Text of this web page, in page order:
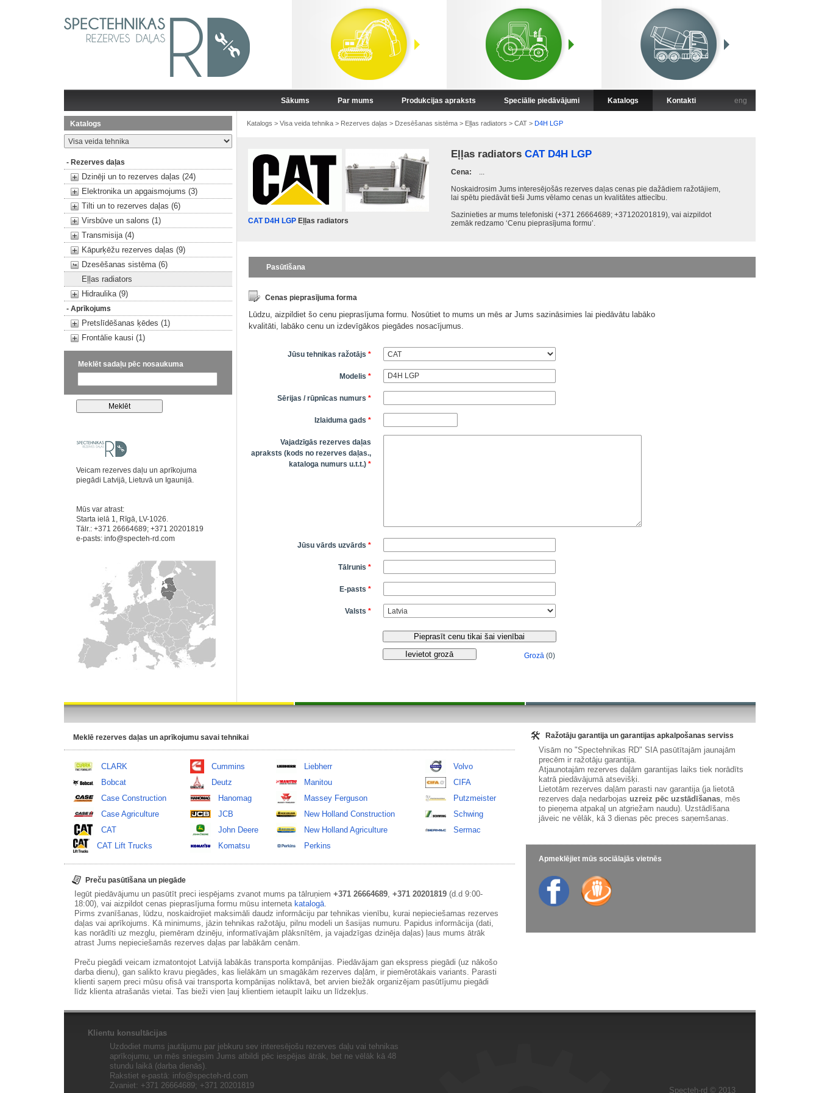
Sākums Par mums Produkcijas apraksts Speciālie piedāvājumi Katalogs Kontakti eng
Katalogs
- Rezerves daļas
Dzinēji un to rezerves daļas (24)
Elektronika un apgaismojums (3)
Tilti un to rezerves daļas (6)
Virsbūve un salons (1)
Transmisija (4)
Kāpurķēžu rezerves daļas (9)
Dzesēšanas sistēma (6)
Eļļas radiators
Hidraulika (9)
- Aprīkojums
Pretslīdēšanas ķēdes (1)
Frontālie kausi (1)
Meklēt sadaļu pēc nosaukuma
Veicam rezerves daļu un aprīkojuma
piegādi Latvijā, Lietuvā un Igaunijā.
Mūs var atrast:
Starta ielā 1, Rīgā, LV-1026.
Tālr.: +371 26664689; +371 20201819
e-pasts: info@specteh-rd.com
Katalogs > Visa veida tehnika> Rezerves daļas > Dzesēšanas sistēma> Eļļas radiators > CAT> D4H LGP
CAT D4H LGPEļļas radiators
Eļļas radiators CAT D4H LGP
Cena: ...
Noskaidrosim Jums interesējošās rezerves daļas cenas pie dažādiem ražotājiem,
lai spētu piedāvāt tieši Jums vēlamo cenas un kvalitātes attiecību.
Sazinieties ar mums telefoniski (+371 26664689; +37120201819), vai aizpildot
zemāk redzamo ‘Cenu pieprasījuma formu’.
Pasūtīšana
Cenas pieprasījuma forma
Lūdzu, aizpildiet šo cenu pieprasījuma formu. Nosūtiet to mums un mēs ar Jums sazināsimies lai piedāvātu labāko
kvalitāti, labāko cenu un izdevīgākos piegādes nosacījumus.
Jūsu tehnikas ražotājs *
Modelis *
Sērijas / rūpnīcas numurs *
Izlaiduma gads *
Vajadzīgās rezerves daļas
apraksts (kods no rezerves daļas.,
kataloga numurs u.t.t.) *
Jūsu vārds uzvārds *
Tālrunis *
E-pasts *
Valsts *
Grozā(0)
Meklē rezerves daļas un aprīkojumu savai tehnikai
CLARK
Bobcat
Case Construction
Case Agriculture
CAT
CAT Lift Trucks
Cummins
Deutz
Hanomag
JCB
John Deere
Komatsu
Liebherr
Manitou
Massey Ferguson
New Holland Construction
New Holland Agriculture
Perkins
Volvo
CIFA
Putzmeister
Schwing
Sermac
Preču pasūtīšana un piegāde
Iegūt piedāvājumu un pasūtīt preci iespējams zvanot mums pa tālruņiem +371 26664689, +371 20201819(d.d 9:00-
18:00), vai aizpildot cenas pieprasījuma formu mūsu interneta katalogā.
Pirms zvanīšanas, lūdzu, noskaidrojiet maksimāli daudz informāciju par tehnikas vienību, kurai nepieciešamas rezerves
daļas vai aprīkojums. Kā minimums, jāzin tehnikas ražotāju, pilnu modeli un šasijas numuru. Papidus informācija (dati,
kas norādīti uz mezglu, piemēram dzinēju, informatīvajām plāksnītēm, ja vajadzīgas dzinēja daļas) ļaus mums ātrāk
atrast Jums nepieciešamās rezerves daļas par labākām cenām.
Preču piegādi veicam izmatontojot Latvijā labākās transporta kompānijas. Piedāvājam gan ekspress piegādi (uz nākošo
darba dienu), gan salikto kravu piegādes, kas lielākām un smagākām rezerves daļām, ir piemērotākais variants. Parasti
klienti saņem preci mūsu ofisā vai transporta kompānijas noliktavā, bet arvien biežāk organizējam pasūtījumu piegādi
līdz klienta atrašanās vietai. Tas bieži vien ļauj klientiem ietaupīt laiku un līdzekļus.
Ražotāju garantija un garantijas apkalpošanas serviss
Visām no "Spectehnikas RD" SIA pasūtītajām jaunajām
precēm ir ražotāju garantija.
Atjaunotajām rezerves daļām garantijas laiks tiek norādīts
katrā piedāvājumā atsevišķi.
Lietotām rezerves daļām parasti nav garantija (ja lietotā
rezerves daļa nedarbojas uzreiz pēc uzstādīšanas, mēs
to pieņema atpakaļ un atgriežam naudu). Uzstādīšana
jāveic ne vēlāk, kā 3 dienas pēc preces saņemšanas.
Apmeklējiet mūs sociālajās vietnēs
Klientu konsultācijas
Uzdodiet mums jautājumu par jebkuru sev interesējošu rezerves daļu vai tehnikas
aprīkojumu, un mēs sniegsim Jums atbildi pēc iespējas ātrāk, bet ne vēlāk kā 48
stundu laikā (darba dienās).
Rakstiet e-pastā: info@specteh-rd.com
Zvaniet: +371 26664689; +371 20201819
Specteh-rd © 2013